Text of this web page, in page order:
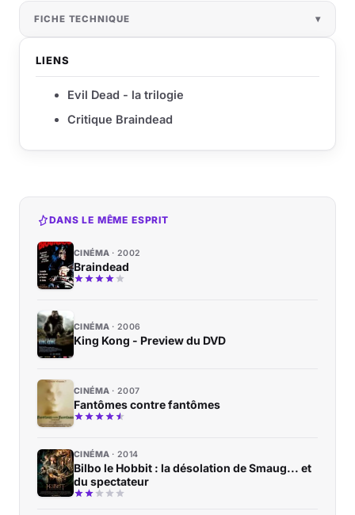
FICHE TECHNIQUE
LIENS
Evil Dead - la trilogie
Critique Braindead
DANS LE MÊME ESPRIT
CINÉMA 2002
Braindead
CINÉMA 2006
King Kong - Preview du DVD
CINÉMA 2007
Fantômes contre fantômes
CINÉMA 2014
Bilbo le Hobbit : la désolation de Smaug... et
du spectateur